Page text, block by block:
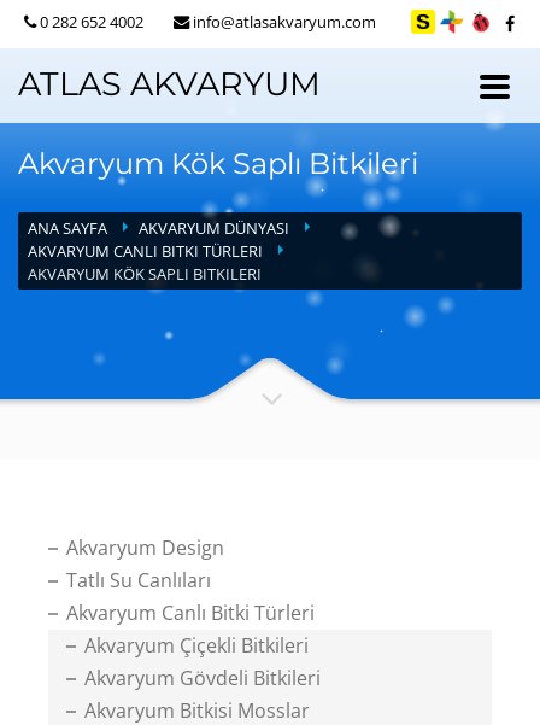
0 282 652 4002 info@atlasakvaryum.com
ATLAS AKVARYUM
Akvaryum Kök Saplı Bitkileri
ANA SAYFA
AKVARYUM DÜNYASI
AKVARYUM CANLI BITKI TÜRLERI
AKVARYUM KÖK SAPLI BITKILERI
Akvaryum Design
Tatlı Su Canlıları
Akvaryum Canlı Bitki Türleri
Akvaryum Çiçekli Bitkileri
Akvaryum Gövdeli Bitkileri
Akvaryum Bitkisi Mosslar